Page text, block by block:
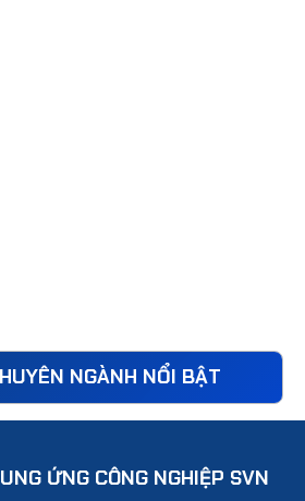
NGÀNH NỔI BẬT
ỨNG CÔNG NGHIỆP SVN